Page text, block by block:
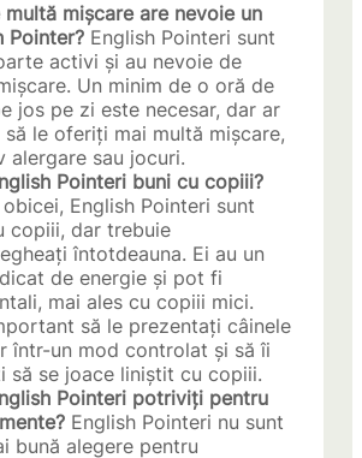
multă mișcare are nevoie un
Pointer? English Pointeri sunt
activi și au nevoie de
Un minim de o oră de
jos pe zi este necesar, dar ar
le oferiți mai multă mișcare,
alergare sau jocuri.
Pointeri buni cu copiii?
English Pointeri sunt
copiii, dar trebuie
întotdeauna. Ei au un
de energie și pot fi
mai ales cu copiii mici.
să le prezentați câinele
într-un mod controlat și să îi
să se joace liniștit cu copiii.
Pointeri potriviți pentru
English Pointeri nu sunt
bună alegere pentru